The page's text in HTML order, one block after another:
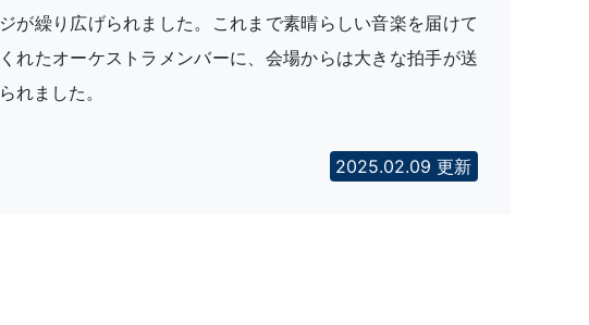
ジが繰り広げられました。これまで素晴らしい音楽を届けて
くれたオーケストラメンバーに、会場からは大きな拍手が送
られました。
2025.02.09 更新